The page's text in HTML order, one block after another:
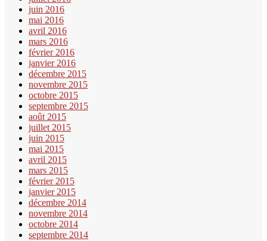
juin 2016
mai 2016
avril 2016
mars 2016
février 2016
janvier 2016
décembre 2015
novembre 2015
octobre 2015
septembre 2015
août 2015
juillet 2015
juin 2015
mai 2015
avril 2015
mars 2015
février 2015
janvier 2015
décembre 2014
novembre 2014
octobre 2014
septembre 2014